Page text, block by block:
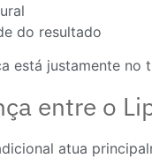
do resultado
está justamente no
entre o
atua